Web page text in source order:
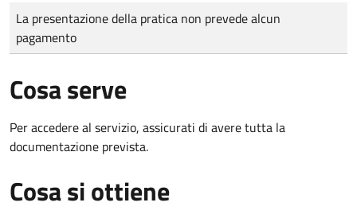
Tipo di pagamento
Importo
La presentazione della pratica non prevede alcun
pagamento
Cosa serve
Per accedere al servizio, assicurati di avere tutta la
documentazione prevista.
Cosa si ottiene